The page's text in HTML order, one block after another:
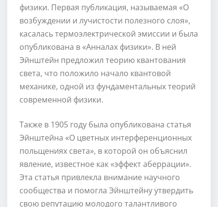
физики. Первая публикация, называемая «О
возбуждении и лучистости полезного слоя»,
касалась термоэлектрической эмиссии и была
опубликована в «Анналах физики». В ней
Эйнштейн предложил теорию квантования
света, что положило начало квантовой
механике, одной из фундаментальных теорий
современной физики.
Также в 1905 году была опубликована статья
Эйнштейна «О цветных интерференционных
польщениях света», в которой он объяснил
явление, известное как «эффект аберрации».
Эта статья привлекла внимание научного
сообщества и помогла Эйнштейну утвердить
свою репутацию молодого талантливого